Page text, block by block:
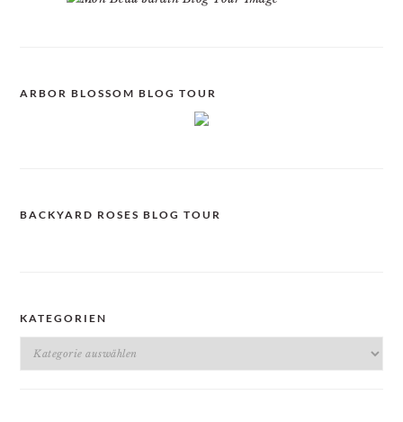
ARBOR BLOSSOM BLOG TOUR
BACKYARD ROSES BLOG TOUR
KATEGORIEN
Kategorien